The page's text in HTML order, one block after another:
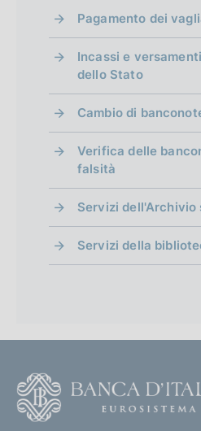
Pagamento dei
Incassi e
dello Stato
Cambio di
Verifica delle
falsità
Servizi dell'Archivio
Servizi della